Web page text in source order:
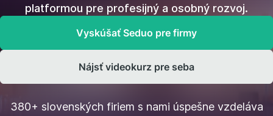
platformou pre profesijný a osobný rozvoj.
Vyskúšať Seduo pre firmy
Nájsť videokurz pre seba
380+ slovenských firiem s nami úspešne vzdeláva